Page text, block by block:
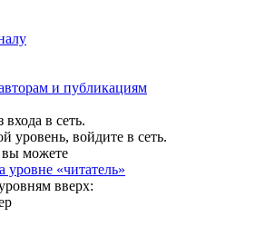
и публикациям
в сеть.
уровень, войдите в сеть.
вы можете
уровне «читатель»
вверх: